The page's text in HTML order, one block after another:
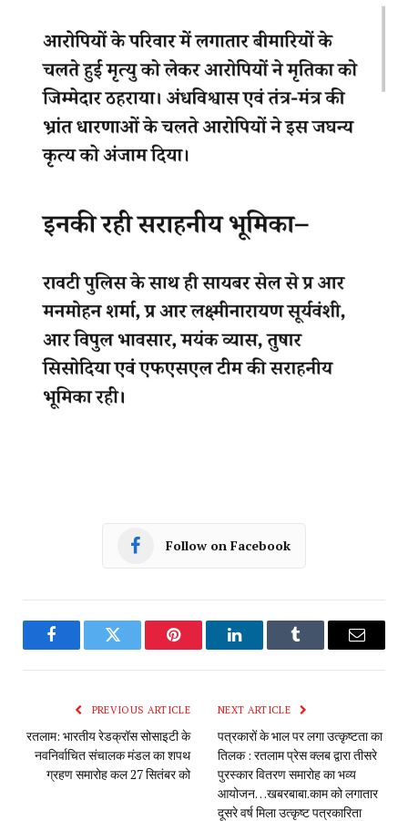
Follow on Facebook
FacebookTwitter Pinterest LinkedInTumblr Email
PREVIOUS ARTICLE
रतलाम: भारतीय रेडक्रॉस सोसाइटी के
नवनिर्वाचित संचालक मंडल का शपथ
ग्रहण समारोह कल 27 सितंबर को
NEXT ARTICLE
पत्रकारों के भाल पर लगा उत्कृष्टता का
तिलक : रतलाम प्रेस क्लब द्वारा तीसरे
पुरस्कार वितरण समारोह का भव्य
आयोजन…खबरबाबा.काम को लगातार
दूसरे वर्ष मिला उत्कृष्ट पत्रकारिता